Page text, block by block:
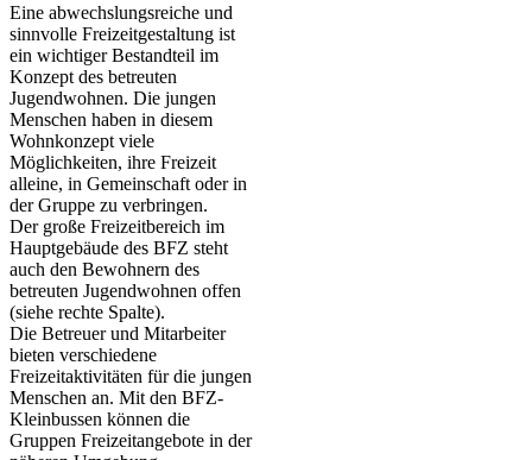
Eine abwechslungsreiche und
sinnvolle Freizeitgestaltung ist
ein wichtiger Bestandteil im
Konzept des betreuten
Jugendwohnen. Die jungen
Menschen haben in diesem
Wohnkonzept viele
Möglichkeiten, ihre Freizeit
alleine, in Gemeinschaft oder in
der Gruppe zu verbringen.
Der große Freizeitbereich im
Hauptgebäude des BFZ steht
auch den Bewohnern des
betreuten Jugendwohnen offen
(siehe rechte Spalte).
Die Betreuer und Mitarbeiter
bieten verschiedene
Freizeitaktivitäten für die jungen
Menschen an. Mit den BFZ-
Kleinbussen können die
Gruppen Freizeitangebote in der